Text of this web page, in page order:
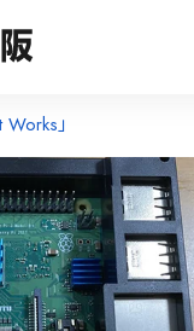
Tiếng Việt
」